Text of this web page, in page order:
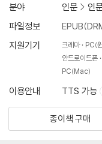
분야 인문 > 인
파일정보
지원기기
크레마 PC(
안드로이드폰
PC(Mac)
이용안내 TTS 가능
종이책 구매